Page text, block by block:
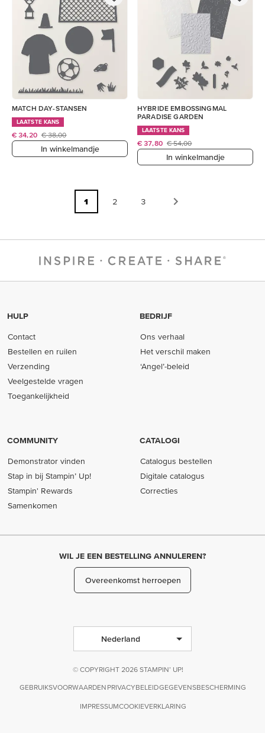
MATCH DAY-STANSEN
LAATSTE KANS
€ 34,20 € 38,00
In winkelmandje
HYBRIDE EMBOSSINGMAL
PARADISE GARDEN
LAATSTE KANS
€ 37,80 € 54,00
In winkelmandje
1 2 3
HULP
Contact
Bestellen en ruilen
Verzending
Veelgestelde vragen
Toegankelijkheid
BEDRIJF
Ons verhaal
Het verschil maken
‘Angel’-beleid
COMMUNITY
Demonstrator vinden
Stap in bij Stampin’ Up!
Stampin' Rewards
Samenkomen
CATALOGI
Catalogus bestellen
Digitale catalogus
Correcties
WIL JE EEN BESTELLING ANNULEREN?
Overeenkomst herroepen
Nederland
© COPYRIGHT 2026 STAMPIN’ UP!
GEBRUIKSVOORWAARDEN PRIVACYBELEIDGEGEVENSBESCHERMING
IMPRESSUMCOOKIEVERKLARING